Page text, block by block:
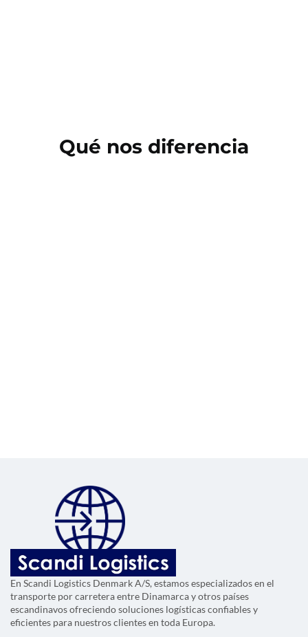
Qué nos diferencia
En Scandi Logistics Denmark A/S, estamos especializados en el
transporte por carretera entre Dinamarca y otros países
escandinavos ofreciendo soluciones logísticas confiables y
eficientes para nuestros clientes en toda Europa.